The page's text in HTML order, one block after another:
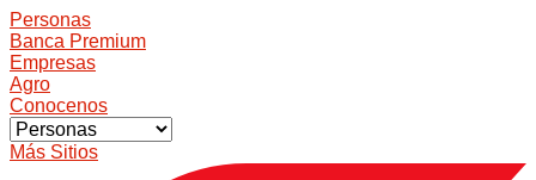
Personas
Banca Premium
Empresas
Agro
Conocenos
Más Sitios